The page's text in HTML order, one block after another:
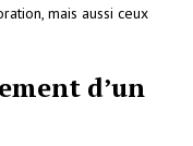
mais aussi ceux
d’un